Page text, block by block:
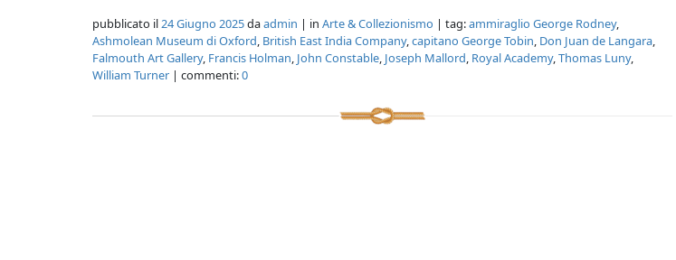
pubblicato il24 Giugno 2025daadmin | in Arte & Collezionismo | tag:ammiraglio George Rodney,
Ashmolean Museum di Oxford, British East India Company,capitano George Tobin, Don Juan de Langara,
Falmouth Art Gallery, Francis Holman, John Constable, Joseph Mallord, Royal Academy,Thomas Luny,
William Turner | commenti:0